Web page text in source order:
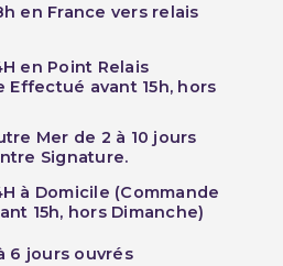
en France vers relais
en Point Relais
Effectué avant 15h, hors
Mer de 2 à 10 jours
Signature.
à Domicile (Commande
15h, hors Dimanche)
6 jours ouvrés